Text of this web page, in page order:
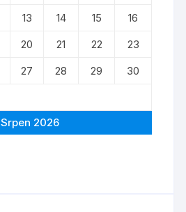
Srpen 2026
13 14 15
16
20 21 22
23
27 28 29
30